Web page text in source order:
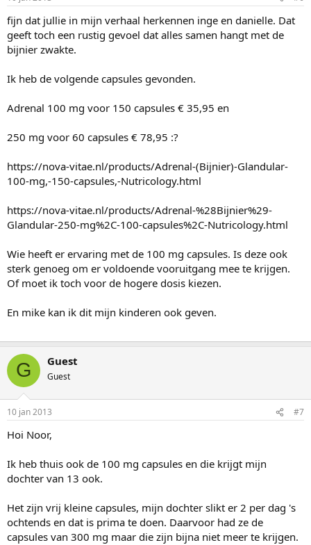
fijn dat jullie in mijn verhaal herkennen inge en danielle. Dat
geeft toch een rustig gevoel dat alles samen hangt met de
bijnier zwakte.
Ik heb de volgende capsules gevonden.
Adrenal 100 mg voor 150 capsules € 35,95 en
250 mg voor 60 capsules € 78,95 :?
https://nova-vitae.nl/products/Adrenal-(Bijnier)-Glandular-
100-mg,-150-capsules,-Nutricology.html
https://nova-vitae.nl/products/Adrenal-%28Bijnier%29-
Glandular-250-mg%2C-100-capsules%2C-Nutricology.html
Wie heeft er ervaring met de 100 mg capsules. Is deze ook
sterk genoeg om er voldoende vooruitgang mee te krijgen.
Of moet ik toch voor de hogere dosis kiezen.
En mike kan ik dit mijn kinderen ook geven.
G Guest
Guest
10 jan 2013 #7
Hoi Noor,
Ik heb thuis ook de 100 mg capsules en die krijgt mijn
dochter van 13 ook.
Het zijn vrij kleine capsules, mijn dochter slikt er 2 per dag 's
ochtends en dat is prima te doen. Daarvoor had ze de
capsules van 300 mg maar die zijn bijna niet meer te krijgen.